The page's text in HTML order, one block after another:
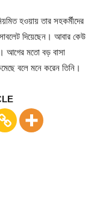
হওয়ায় তার সহকর্মীদের
দিয়েছেন। আবার কেউ
আগের মতো বড় বাসা
বলে মনে করেন তিনি।